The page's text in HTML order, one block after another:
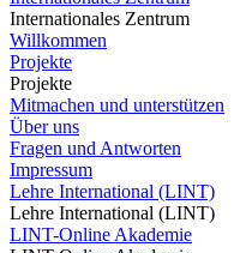
Internationales Zentrum
Willkommen
Projekte
Projekte
Mitmachen und unterstützen
Über uns
Fragen und Antworten
Impressum
Lehre International (LINT)
Lehre International (LINT)
LINT-Online Akademie